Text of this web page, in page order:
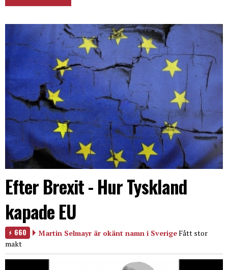
Efter Brexit - Hur Tyskland
kapade EU
660 Martin Selmayr är okänt namn i SverigeFått stor
makt